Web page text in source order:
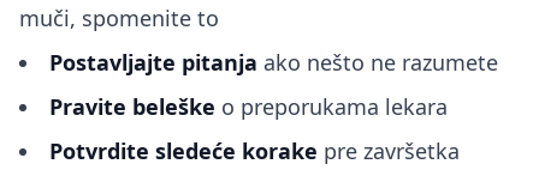
muči, spomenite to
Postavljajte pitanja ako nešto ne razumete
Pravite beleške o preporukama lekara
Potvrdite sledeće korake pre završetka